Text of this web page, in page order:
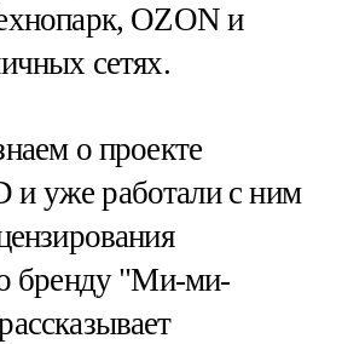
OZON и
сетях.
о проекте
и уже работали с ним
бренду "Ми-ми-